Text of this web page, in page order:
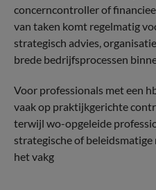
concerncontroller of
van taken komt regelmatig
strategisch advies,
brede bedrijfsprocessen
Voor professionals met een
vaak op praktijkgerichte
terwijl wo-opgeleide
strategische of
het vakg